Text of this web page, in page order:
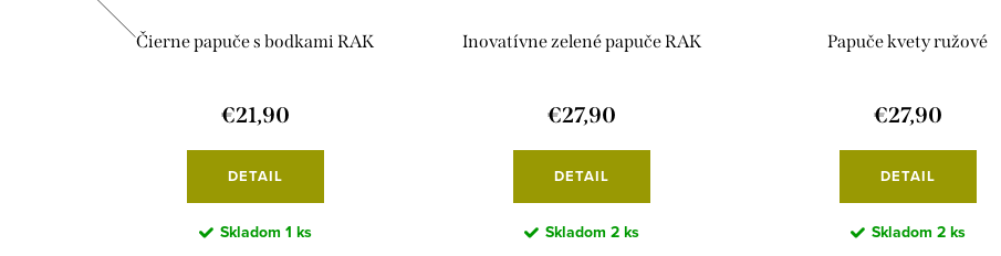
Čierne papuče s bodkami RAK
€21,90
DETAIL
Skladom 1 ks
Inovatívne zelené papuče RAK
€27,90
DETAIL
Skladom 2 ks
Papuče kvety ružové
€27,90
DETAIL
Skladom 2 ks